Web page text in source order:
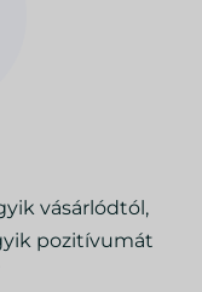
vásárlódtól,
pozitívumát